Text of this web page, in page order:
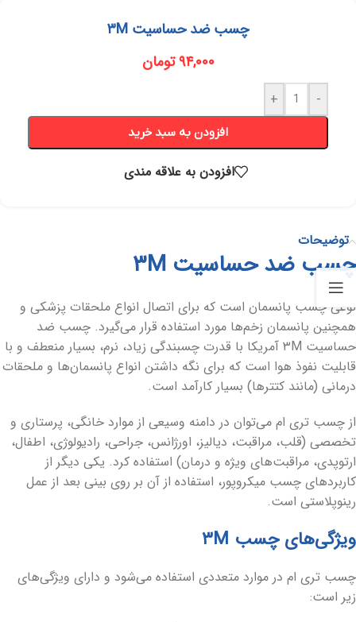
چسب ضد حساسیت ۳M
۹۴,۰۰۰تومان
-
+
افزودن به سبد خرید
افزودن به علاقه مندی
توضیحات
چسب ضد حساسیت ۳M
نوعی چسب پانسمان است که برای اتصال انواع ملحقات پزشکی و
همچنین پانسمان زخم‌ها مورد استفاده قرار می‌گیرد. چسب ضد
حساسیت ۳M آمریکا با قدرت چسبندگی زیاد، نرم، بسیار منعطف و با
قابلیت نفوذ هوا است که برای نگه داشتن انواع پانسمان‌ها و ملحقات
درمانی (مانند کتترها) بسیار کارآمد است.
از چسب تری ام می‌توان در دامنه وسیعی از موارد خانگی، پرستاری و
تخصصی (قلب، مراقبت، دیالیز، اورژانس، جراحی، رادیولوژی، اطفال،
ارتوپدی، مراقبت‌های ویژه و درمان) استفاده کرد. یکی دیگر از
کاربردهای چسب میکروپور، استفاده از آن بر روی بینی بعد از عمل
رینوپلاستی است.
ویژگی‌های چسب ۳M
چسب تری ام در موارد متعددی استفاده می‌شود و دارای ویژگی‌های
زیر است: